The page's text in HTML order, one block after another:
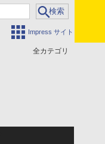
Impress サイト
全カテゴリ